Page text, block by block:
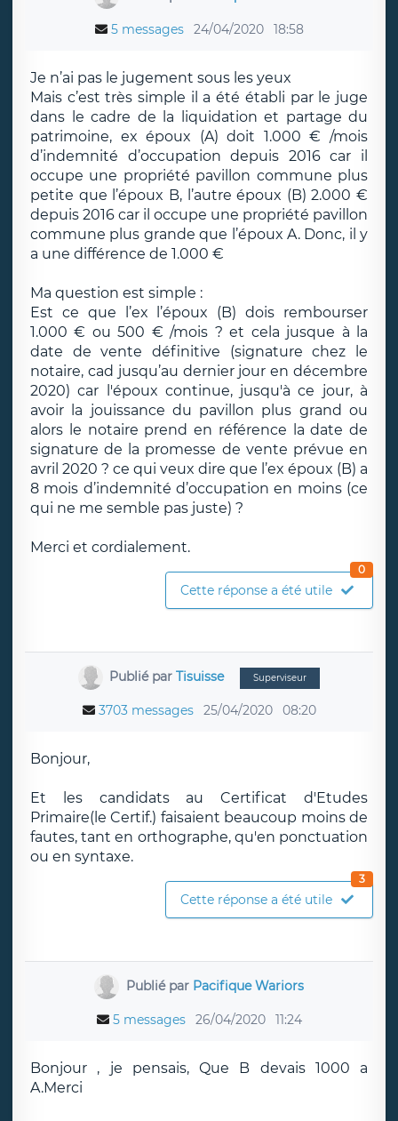
5 messages 24/04/2020 18:58
Je n’ai pas le jugement sous les yeux
Mais c’est très simple il a été établi par le juge
dans le cadre de la liquidation et partage du
patrimoine, ex époux (A) doit 1.000 € /mois
d’indemnité d’occupation depuis 2016 car il
occupe une propriété pavillon commune plus
petite que l’époux B, l’autre époux (B) 2.000 €
depuis 2016 car il occupe une propriété pavillon
commune plus grande que l’époux A. Donc, il y
a une différence de 1.000 €
Ma question est simple :
Est ce que l’ex l’époux (B) dois rembourser
1.000 € ou 500 € /mois ? et cela jusque à la
date de vente définitive (signature chez le
notaire, cad jusqu’au dernier jour en décembre
2020) car l'époux continue, jusqu'à ce jour, à
avoir la jouissance du pavillon plus grand ou
alors le notaire prend en référence la date de
signature de la promesse de vente prévue en
avril 2020 ? ce qui veux dire que l’ex époux (B) a
8 mois d’indemnité d’occupation en moins (ce
qui ne me semble pas juste) ?
Merci et cordialement.
Cette réponse a été utile
0
Publié parTisuisse Superviseur
3703 messages 25/04/2020 08:20
Bonjour,
Et les candidats au Certificat d'Etudes
Primaire(le Certif.) faisaient beaucoup moins de
fautes, tant en orthographe, qu'en ponctuation
ou en syntaxe.
Cette réponse a été utile
3
Publié par Pacifique Wariors
5 messages 26/04/2020 11:24
Bonjour , je pensais, Que B devais 1000 a
A.Merci